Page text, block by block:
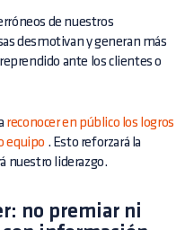
de nuestros
desmotivan y generan más
ante los clientes o
reconocer en público los logros
equipo . Esto reforzará la
nuestro liderazgo.
no premiar ni